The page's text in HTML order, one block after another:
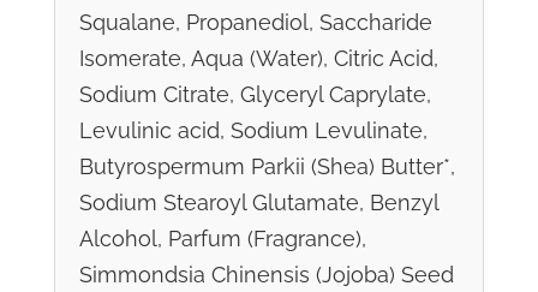
Squalane, Propanediol, Saccharide
Isomerate, Aqua (Water), Citric Acid,
Sodium Citrate, Glyceryl Caprylate,
Levulinic acid, Sodium Levulinate,
Butyrospermum Parkii (Shea) Butter*,
Sodium Stearoyl Glutamate, Benzyl
Alcohol, Parfum (Fragrance),
Simmondsia Chinensis (Jojoba) Seed